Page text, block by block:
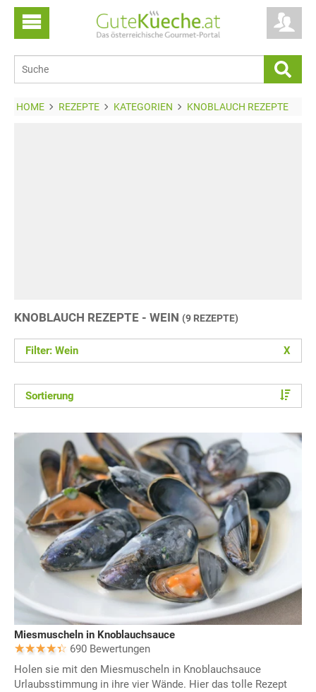
HOME REZEPTE KATEGORIEN KNOBLAUCH REZEPTE
KNOBLAUCH REZEPTE - WEIN (9 REZEPTE)
Filter: Wein X
Sortierung
Miesmuscheln in Knoblauchsauce
690 Bewertungen
Holen sie mit den Miesmuscheln in Knoblauchsauce
Urlaubsstimmung in ihre vier Wände. Hier das tolle Rezept